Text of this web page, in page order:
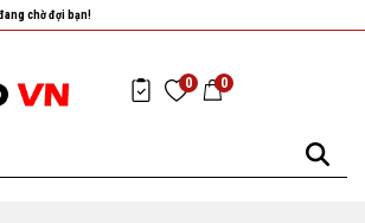
sản phẩm ưng ý nhất!
0 0